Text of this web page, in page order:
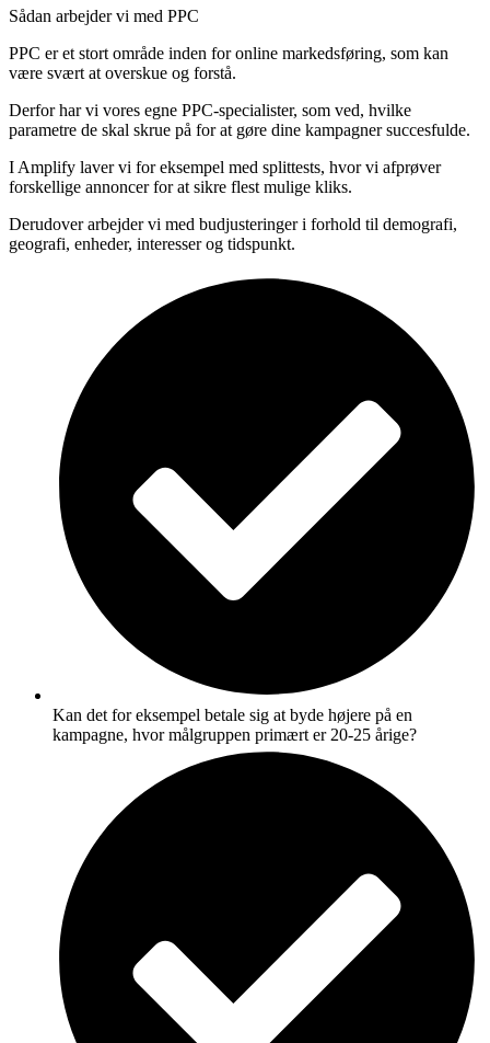
Sådan arbejder vi med PPC
PPC er et stort område inden for online markedsføring, som kan
være svært at overskue og forstå.
Derfor har vi vores egne PPC-specialister, som ved, hvilke
parametre de skal skrue på for at gøre dine kampagner succesfulde.
I Amplify laver vi for eksempel med splittests, hvor vi afprøver
forskellige annoncer for at sikre flest mulige kliks.
Derudover arbejder vi med budjusteringer i forhold til demografi,
geografi, enheder, interesser og tidspunkt.
Kan det for eksempel betale sig at byde højere på en
kampagne, hvor målgruppen primært er 20-25 årige?